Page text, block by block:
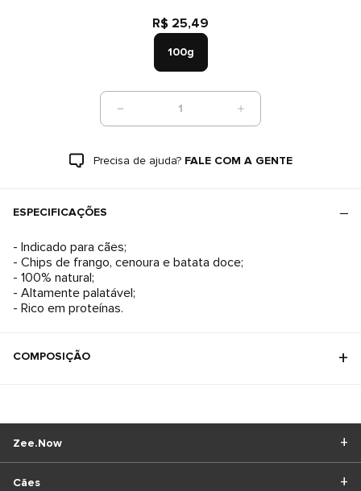
R$ 25,49
100g
1
Precisa de ajuda? FALE COM A GENTE
ESPECIFICAÇÕES
- Indicado para cães;
- Chips de frango, cenoura e batata doce;
- 100% natural;
- Altamente palatável;
- Rico em proteínas.
COMPOSIÇÃO
Cães
Zee.Now